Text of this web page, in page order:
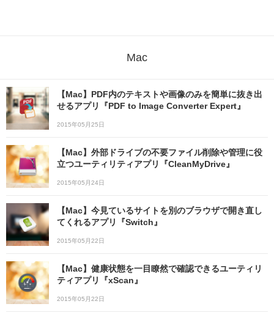
Mac
【Mac】PDF内のテキストや画像のみを簡単に抜き出
せるアプリ『PDF to Image Converter Expert』
2015年05月25日
【Mac】外部ドライブの不要ファイル削除や管理に役
立つユーティリティアプリ『CleanMyDrive』
2015年05月24日
【Mac】今見ているサイトを別のブラウザで開き直し
てくれるアプリ『Switch』
2015年05月22日
【Mac】健康状態を一目瞭然で確認できるユーティリ
ティアプリ『xScan』
2015年05月22日